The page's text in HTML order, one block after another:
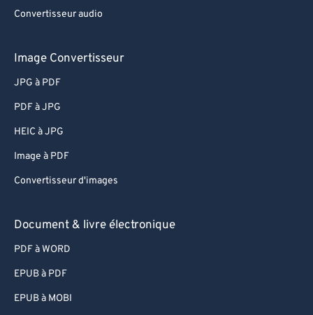
Convertisseur audio
Image Convertisseur
JPG à PDF
PDF à JPG
HEIC à JPG
Image à PDF
Convertisseur d'images
Document & livre électronique
PDF à WORD
EPUB à PDF
EPUB à MOBI